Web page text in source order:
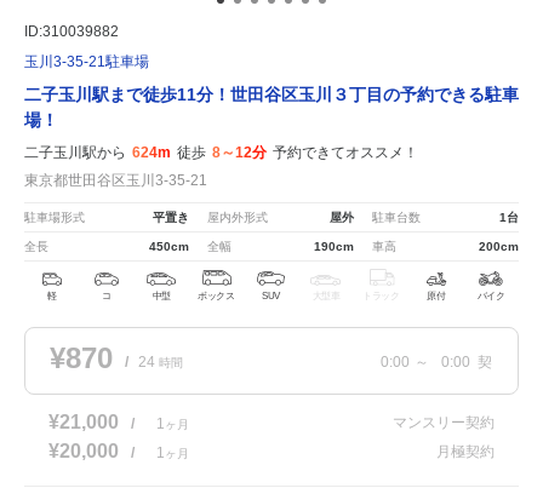
ID:310039882
玉川3-35-21駐車場
二子玉川駅まで徒歩11分！世田谷区玉川３丁目の予約できる駐車
場！
二子玉川駅から 624m 徒歩 8～12分 予約できてオススメ！
東京都世田谷区玉川3-35-21
駐車場形式 平置き 屋内外形式 屋外 駐車台数 1台
全長 450cm 全幅 190cm 車高 200cm
軽 コ 中型 ボックス SUV 大型車 トラック 原付 バイク
¥870 / 24 時間 0:00 ～ 0:00 契
¥21,000 / 1 ヶ月 マンスリー契約
¥20,000 / 1 ヶ月 月極契約